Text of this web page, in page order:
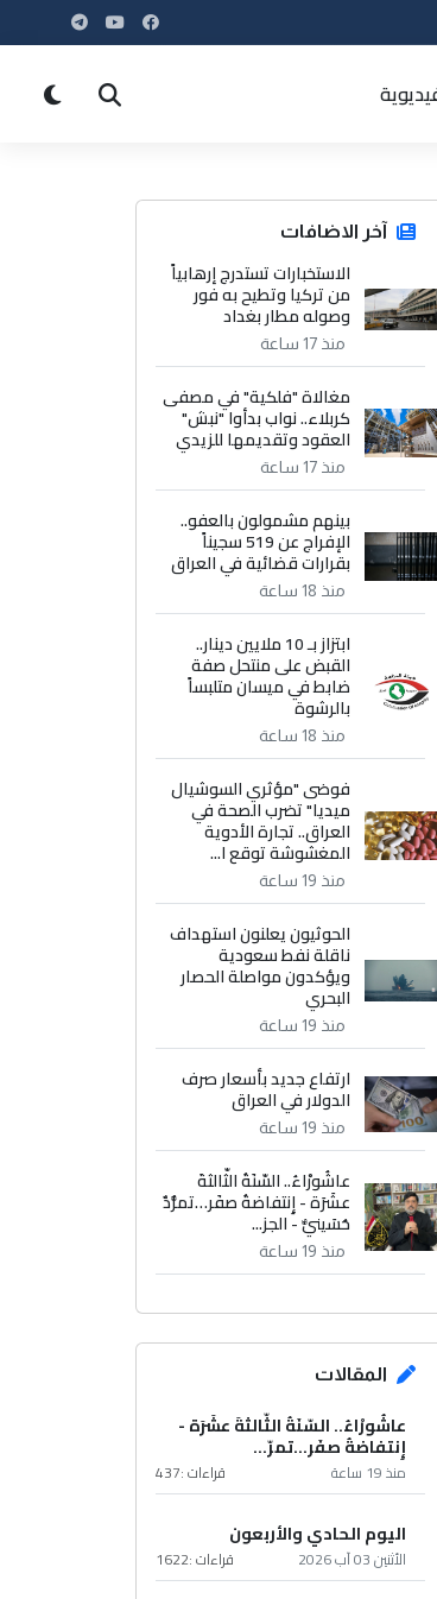
آخر الاضافات
الاستخبارات تستدرج إرهابياً
من تركيا وتطيح به فور
وصوله مطار بغداد
منذ 17 ساعة
مغالاة "فلكية" في مصفى
كربلاء.. نواب بدأوا "نبش"
العقود وتقديمها للزيدي
منذ 17 ساعة
بينهم مشمولون بالعفو..
الإفراج عن 519 سجيناً
بقرارات قضائية في العراق
منذ 18 ساعة
ابتزاز بـ 10 ملايين دينار..
القبض على منتحل صفة
ضابط في ميسان متلبساً
بالرشوة
منذ 18 ساعة
فوضى "مؤثري السوشيال
ميديا" تضرب الصحة في
العراق.. تجارة الأدوية
المغشوشة توقع ا...
منذ 19 ساعة
الحوثيون يعلنون استهداف
ناقلة نفط سعودية
ويؤكدون مواصلة الحصار
البحري
منذ 19 ساعة
ارتفاع جديد بأسعار صرف
الدولار في العراق
منذ 19 ساعة
عاشُورْاءُ.. السّنَةُ الثّالثةَ
عشَرَة - إِنتفاضةُ صفَر…تمرُّدٌ
حُسَينيٌّ - الجز...
منذ 19 ساعة
المقالات
عاشُورْاءُ.. السّنَةُ الثّالثةَ عشَرَة -
إِنتفاضةُ صفَر…تمرّ...
منذ 19 ساعة قراءات :437
اليوم الحادي والأربعون
الأثنين 03 آب 2026 قراءات :1622